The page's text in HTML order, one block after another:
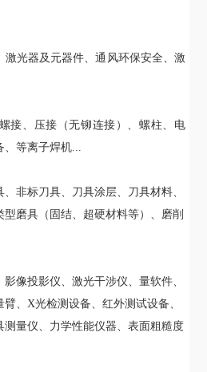
激光器及元器件、通风环保安全、激
接、压接（无铆连接）、螺柱、电
、等离子焊机...
非标刀具、刀具涂层、刀具材料、
磨具（固结、超硬材料等）、磨削
像投影仪、激光干涉仪、量软件、
臂、X光检测设备、红外测试设备、
量仪、力学性能仪器、表面粗糙度